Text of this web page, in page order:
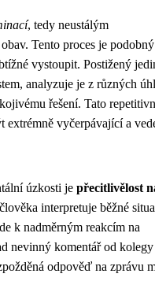
, tedy neustálým
Tento proces je podobný
vystoupit. Postižený
analyzuje je z různých
řešení. Tato
extrémně vyčerpávající a
úzkosti je přecitlivělost
interpretuje běžné
k nadměrným reakcím na
nevinný komentář od kolegy
odpověď na zprávu